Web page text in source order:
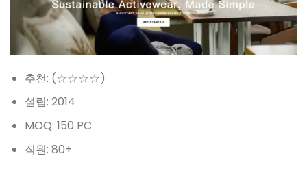
추천: (☆☆☆☆)
설립: 2014
MOQ: 150 PC
직원: 80+